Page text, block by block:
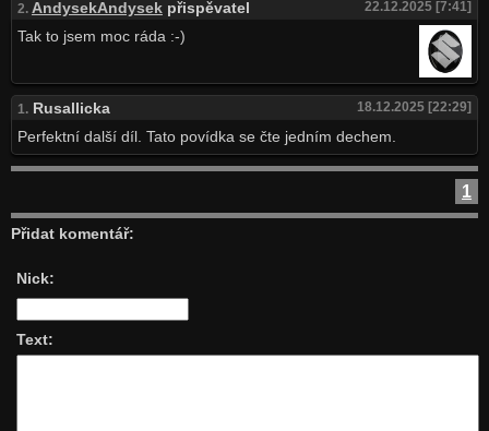
2. AndysekAndysekpřispěvatel 22.12.2025 [7:41]
Tak to jsem moc ráda :-)
1.Rusallicka 18.12.2025 [22:29]
Perfektní další díl. Tato povídka se čte jedním dechem.
1
Přidat komentář:
Nick:
Text: